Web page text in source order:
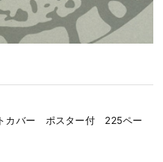
カバー ポスター付 225ペー